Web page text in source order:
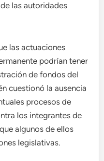
las autoridades
las actuaciones
podrían tener
de fondos del
cuestionó la ausencia
procesos de
los integrantes de
algunos de ellos
legislativas.